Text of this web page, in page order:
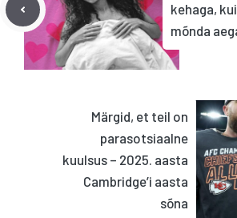
kehaga,
mõnda
Märgid, et teil on
parasotsiaalne
kuulsus – 2025. aasta
Cambridge’i aasta
sõna